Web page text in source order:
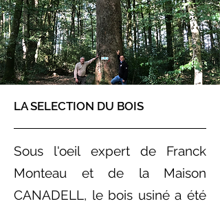
LA SELECTION DU BOIS
Sous l'oeil expert de Franck
Monteau et de la Maison
CANADELL, le bois usiné a été